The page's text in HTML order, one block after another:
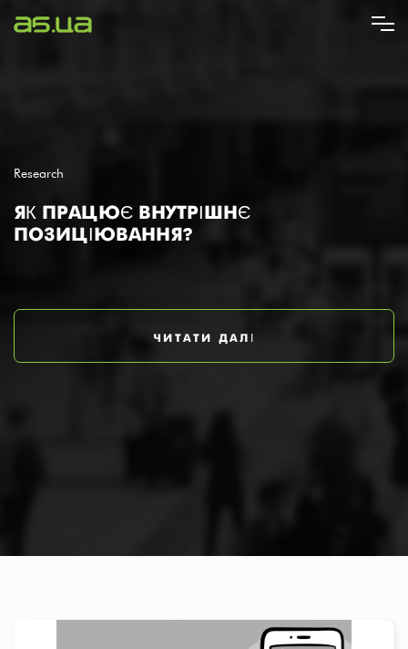
Research
ЯК ПРАЦЮЄ ВНУТРІШНЄ
ПОЗИЦІЮВАННЯ?
ЧИТАТИ ДАЛІ